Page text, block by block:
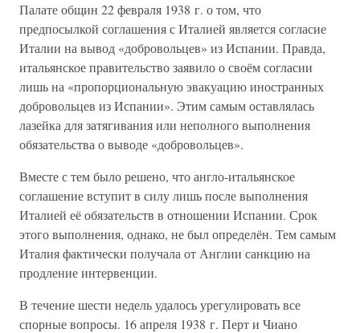
Палате общин 22 февраля 1938 г. о том, что
предпосылкой соглашения с Италией является согласие
Италии на вывод «добровольцев» из Испании. Правда,
итальянское правительство заявило о своём согласии
лишь на «пропорциональную эвакуацию иностранных
добровольцев из Испании». Этим самым оставлялась
лазейка для затягивания или неполного выполнения
обязательства о выводе «добровольцев».
Вместе с тем было решено, что англо-итальянское
соглашение вступит в силу лишь после выполнения
Италией её обязательств в отношении Испании. Срок
этого выполнения, однако, не был определён. Тем самым
Италия фактически получала от Англии санкцию на
продление интервенции.
В течение шести недель удалось урегулировать все
спорные вопросы. 16 апреля 1938 г. Перт и Чиано